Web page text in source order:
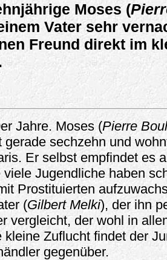
Moses (
Vater sehr
Freund direkt im
Jahre. Moses (Pierre
gerade sechzehn und
Er selbst empfindet es
Jugendliche haben
Prostituierten
(Gilbert Melki), der ihn
vergleicht, der wohl in
kleine Zuflucht findet der
gegenüber.